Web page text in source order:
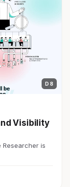
D 8
Visibility
Researcher is